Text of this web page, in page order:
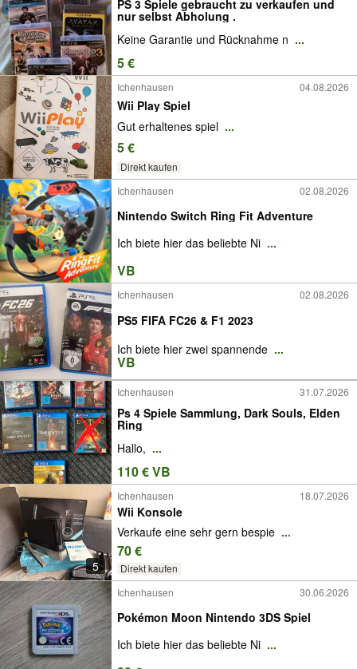
PS 3 Spiele gebraucht zu verkaufen und
nur selbst Abholung .
Keine Garantie und Rücknahme n ...
5 €
Ichenhausen 04.08.2026
Wii Play Spiel
Gut erhaltenes spiel ...
5 €
Direkt kaufen
Ichenhausen
02.08.2026
Nintendo Switch Ring Fit Adventure
Ich biete hier das beliebte Ni ...
VB
Ichenhausen 02.08.2026
PS5 FIFA FC26 & F1 2023
Ich biete hier zwei spannende ...
VB
Ichenhausen 31.07.2026
Ps 4 Spiele Sammlung, Dark Souls, Elden
Ring
Hallo, ...
110 € VB
5
Ichenhausen 18.07.2026
Wii Konsole
Verkaufe eine sehr gern bespie ...
70 €
Direkt kaufen
Ichenhausen
30.06.2026
Pokémon Moon Nintendo 3DS Spiel
Ich biete hier das beliebte Ni ...